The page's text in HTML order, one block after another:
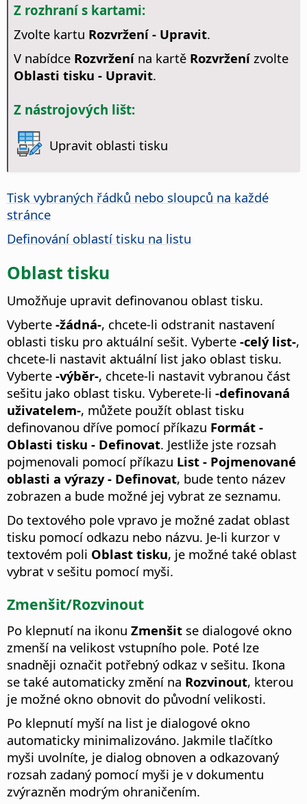
Z rozhraní s kartami:
Zvolte kartu Rozvržení - Upravit.
V nabídce Rozvrženína kartě Rozvrženízvolte
Oblasti tisku - Upravit.
Z nástrojových lišt:
Upravit oblasti tisku
Tisk vybraných řádků nebo sloupců na každé
stránce
Definování oblastí tisku na listu
Oblast tisku
Umožňuje upravit definovanou oblast tisku.
Vyberte -žádná-, chcete-li odstranit nastavení
oblasti tisku pro aktuální sešit. Vyberte -celý list-,
chcete-li nastavit aktuální list jako oblast tisku.
Vyberte -výběr-, chcete-li nastavit vybranou část
sešitu jako oblast tisku. Vyberete-li -definovaná
uživatelem-, můžete použít oblast tisku
definovanou dříve pomocí příkazu Formát -
Oblasti tisku - Definovat. Jestliže jste rozsah
pojmenovali pomocí příkazu List - Pojmenované
oblasti a výrazy - Definovat, bude tento název
zobrazen a bude možné jej vybrat ze seznamu.
Do textového pole vpravo je možné zadat oblast
tisku pomocí odkazu nebo názvu. Je-li kurzor v
textovém poli Oblast tisku, je možné také oblast
vybrat v sešitu pomocí myši.
Zmenšit/Rozvinout
Po klepnutí na ikonu Zmenšit se dialogové okno
zmenší na velikost vstupního pole. Poté lze
snadněji označit potřebný odkaz v sešitu. Ikona
se také automaticky změní na Rozvinout, kterou
je možné okno obnovit do původní velikosti.
Po klepnutí myší na list je dialogové okno
automaticky minimalizováno. Jakmile tlačítko
myši uvolníte, je dialog obnoven a odkazovaný
rozsah zadaný pomocí myši je v dokumentu
zvýrazněn modrým ohraničením.